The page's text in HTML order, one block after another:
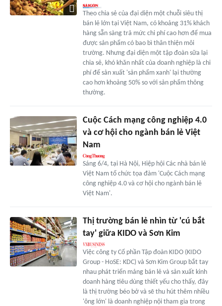
Theo chia sẻ của đại diện một chuỗi siêu thị
bán lẻ lớn tại Việt Nam, có khoảng 31% khách
hàng sẵn sàng trả mức chi phí cao hơn để mua
được sản phẩm có bao bì thân thiện môi
trường. Nhưng đại diện một tập đoàn sữa lại
chia sẻ, khó khăn nhất của doanh nghiệp là chi
phí để sản xuất 'sản phẩm xanh' lại thường
cao hơn khoảng 50% so với sản phẩm thông
thường.
Cuộc Cách mạng công nghiệp 4.0
và cơ hội cho ngành bán lẻ Việt
Nam
Sáng 6/4, tại Hà Nội, Hiệp hội Các nhà bán lẻ
Việt Nam tổ chức tọa đàm 'Cuộc Cách mạng
công nghiệp 4.0 và cơ hội cho ngành bán lẻ
Việt Nam'.
Thị trường bán lẻ nhìn từ 'cú bắt
tay' giữa KIDO và Sơn Kim
Việc công ty Cổ phần Tập đoàn KIDO (KIDO
Group - HoSE: KDC) và Sơn Kim Group bắt tay
nhau phát triển mảng bán lẻ và sản xuất kinh
doanh hàng tiêu dùng thiết yếu cho thấy, đây
là thị trường béo bở và sẽ thu hút thêm nhiều
'ông lớn' là doanh nghiệp nội tham gia trong